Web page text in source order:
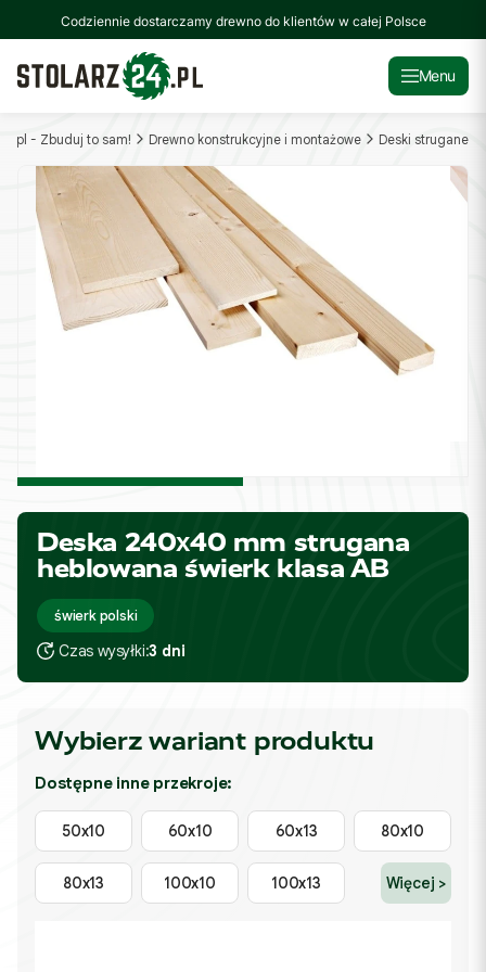
Codziennie dostarczamy drewno do klientów w całej Polsce
Menu
- Zbuduj to sam! Drewno konstrukcyjne i montażowe Deski strugane
Deska 240x40 mm strugana
heblowana świerk klasa AB
świerk polski
Czas wysyłki:3 dni
Wybierz wariant produktu
Dostępne inne przekroje:
50x10 60x10 60x13 80x10
80x13 100x10 100x13 Więcej >